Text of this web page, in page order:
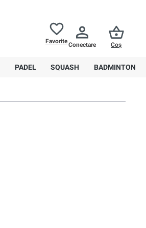
FavoriteConectare Coș
PADEL SQUASH BADMINTON
Sortare